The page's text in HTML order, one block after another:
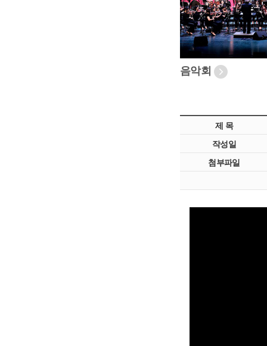
음악회
제 목
작성일
첨부파일